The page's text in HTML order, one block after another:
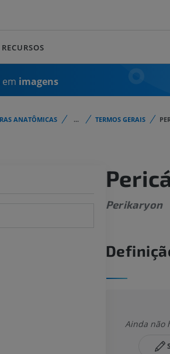
RECURSOS
imagens
ANATÔMICAS ... TERMOS GERAIS
Perikaryon
Ainda não